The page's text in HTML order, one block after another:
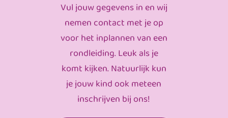
Vul jouw gegevens in en wij
nemen contact met je op
voor het inplannen van een
rondleiding. Leuk als je
komt kijken. Natuurlijk kun
je jouw kind ook meteen
inschrijven bij ons!